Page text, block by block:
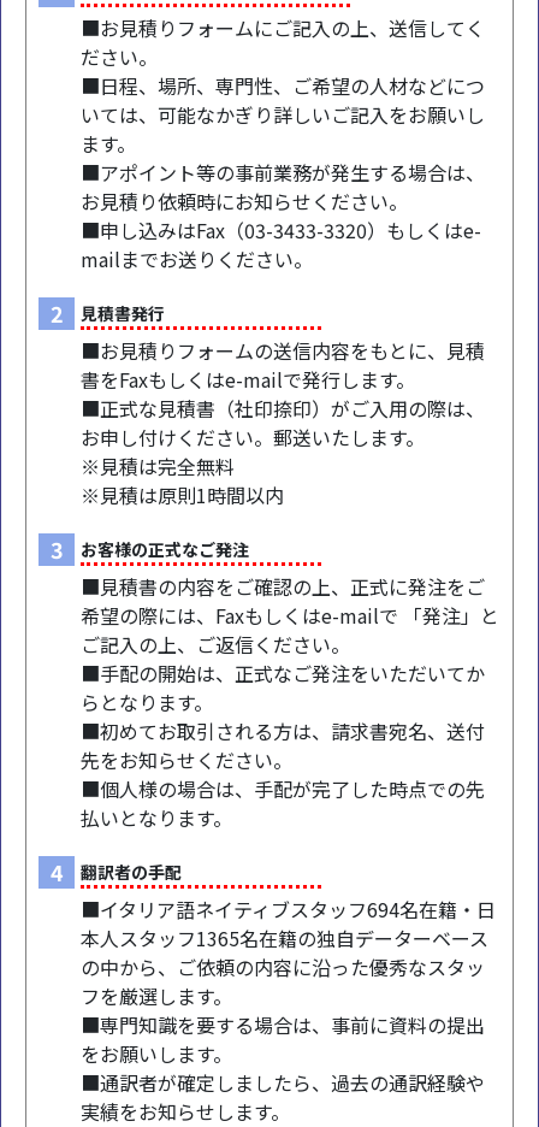
■お見積りフォームにご記入の上、送信してく
ださい。
■日程、場所、専門性、ご希望の人材などにつ
いては、可能なかぎり詳しいご記入をお願いし
ます。
■アポイント等の事前業務が発生する場合は、
お見積り依頼時にお知らせください。
■申し込みはFax（03-3433-3320）もしくはe-
mailまでお送りください。
2 見積書発行
■お見積りフォームの送信内容をもとに、見積
書をFaxもしくはe-mailで発行します。
■正式な見積書（社印捺印）がご入用の際は、
お申し付けください。郵送いたします。
※見積は完全無料
※見積は原則1時間以内
3 お客様の正式なご発注
■見積書の内容をご確認の上、正式に発注をご
希望の際には、Faxもしくはe-mailで 「発注」と
ご記入の上、ご返信ください。
■手配の開始は、正式なご発注をいただいてか
らとなります。
■初めてお取引される方は、請求書宛名、送付
先をお知らせください。
■個人様の場合は、手配が完了した時点での先
払いとなります。
4 翻訳者の手配
■イタリア語ネイティブスタッフ694名在籍・日
本人スタッフ1365名在籍の独自データーベース
の中から、ご依頼の内容に沿った優秀なスタッ
フを厳選します。
■専門知識を要する場合は、事前に資料の提出
をお願いします。
■通訳者が確定しましたら、過去の通訳経験や
実績をお知らせします。